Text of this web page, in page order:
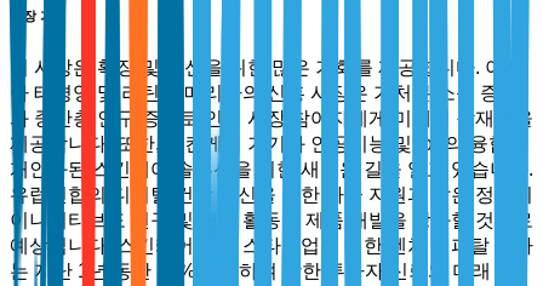
시장 기회
이 시장은 확장 및 혁신을 위한 많은 기회를 제공합니다. 아시
아 태평양 및 라틴 아메리카의 신흥 시장은 가처분 소득 증가
와 중산층 인구 증가로 인해 시장 참여자에게 미개척 잠재력을
제공합니다. 또한, 스킨케어 기기와 인공지능 및 IoT의 융합은
개인화된 스킨케어 솔루션을 위한 새로운 길을 열고 있습니다.
유럽연합의 디지털 건강 혁신을 위한 자금 지원과 같은 정부의
이니셔티브도 연구 및 개발 활동과 제품 개발을 강화할 것으로
예상됩니다. 스킨케어 기술 스타트업에 대한 벤처 캐피탈 투자
는 지난 1년 동안 25% 증가하여 강한 투자자 신뢰와 미래 성